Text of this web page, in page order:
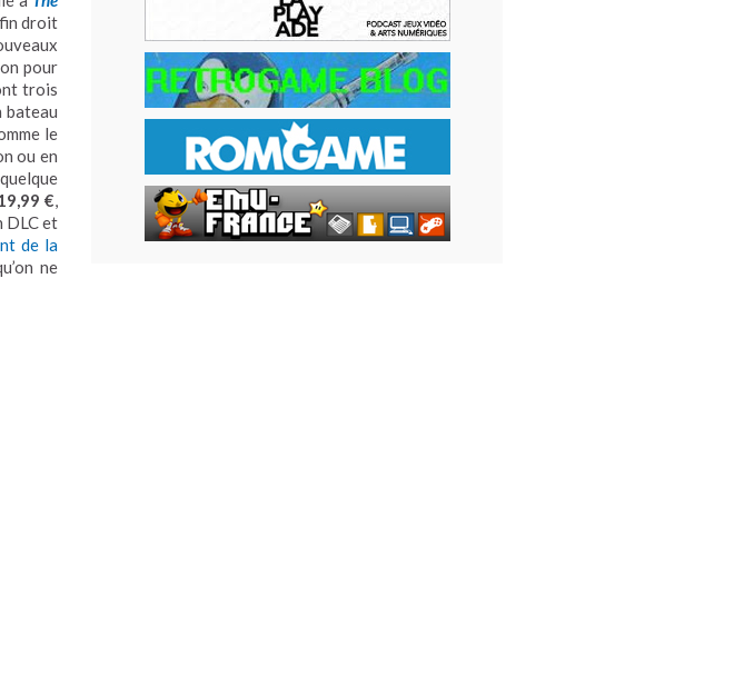
droit
pour
trois
bateau
le
ou en
€,
DLC et
de la
ne